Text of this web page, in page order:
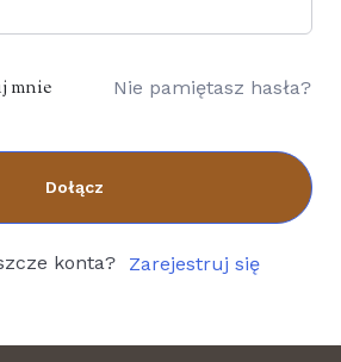
mnie Nie pamiętasz hasła?
Dołącz
konta? Zarejestruj się